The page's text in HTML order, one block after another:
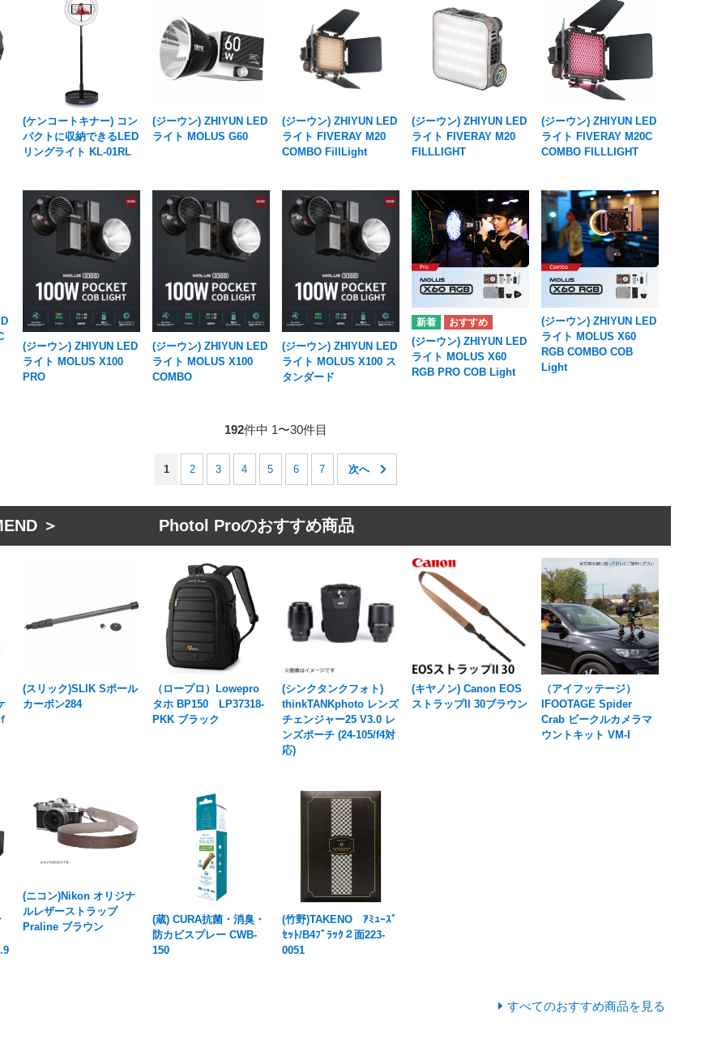
(ケンコートキナー) コン
パクトに収納できるLED
リングライト KL-01RL
(ジーウン) ZHIYUN LED
ライト MOLUS G60
(ジーウン) ZHIYUN LED
ライト FIVERAY M20
COMBO FillLight
(ジーウン) ZHIYUN LED
ライト FIVERAY M20
FILLLIGHT
(ジーウン) ZHIYUN LED
ライト FIVERAY M20C
COMBO FILLLIGHT
(ジーウン) ZHIYUN LED
ライト MOLUS X100
PRO
(ジーウン) ZHIYUN LED
ライト MOLUS X100
COMBO
(ジーウン) ZHIYUN LED
ライト MOLUS X100 ス
タンダード
(ジーウン) ZHIYUN LED
ライト MOLUS X60
RGB PRO COB Light
(ジーウン) ZHIYUN LED
ライト MOLUS X60
RGB COMBO COB
Light
192件中 1〜30件目
1 2 3 4 5 6 7
＞ Photol Proのおすすめ商品
(スリック)SLIK Sポール
カーボン284
（ロープロ）Lowepro
タホ BP150 LP37318-
PKK ブラック
(シンクタンクフォト)
thinkTANKphoto レンズ
チェンジャー25 V3.0 レ
ンズポーチ (24-105/f4対
応)
(キヤノン) Canon EOS
ストラップII 30ブラウン
（アイフッテージ）
IFOOTAGE Spider
Crab ビークルカメラマ
ウントキット VM-I
(ニコン)Nikon オリジナ
ルレザーストラップ
Praline ブラウン
(蔵) CURA抗菌・消臭・
防カビスプレー CWB-
150
(竹野)TAKENO ｱﾐｭｰｽﾞ
ｾｯﾄ/B4ﾌﾞﾗｯｸ２面223-
0051
すべてのおすすめ商品を見る